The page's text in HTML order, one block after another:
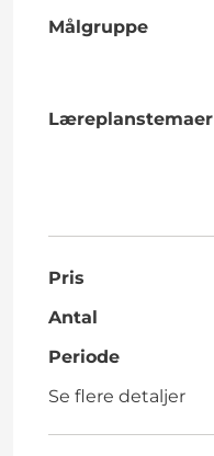
Målgruppe
Læreplanstemaer
Pris
Antal
Periode
Se flere detaljer